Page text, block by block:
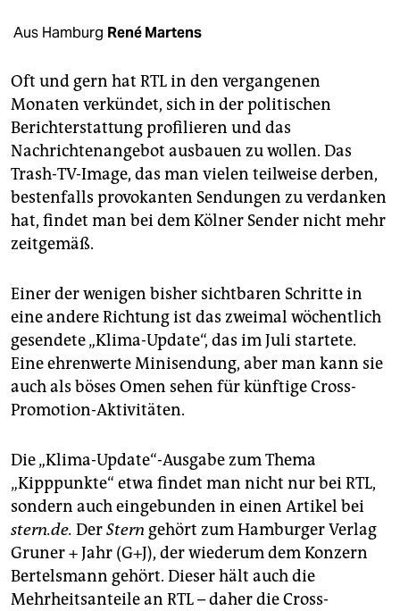
veranstaltungen
fragen & hilfe
unterstützen
abo
genossenschaft
epaper login
Aus Hamburg René Martens
Oft und gern hat RTL in den vergangenen
Monaten verkündet, sich in der politischen
Berichterstattung profilieren und das
Nachrichtenangebot ausbauen zu wollen. Das
Trash-TV-Image, das man vielen teilweise derben,
bestenfalls provokanten Sendungen zu verdanken
hat, findet man bei dem Kölner Sender nicht mehr
zeitgemäß.
Einer der wenigen bisher sichtbaren Schritte in
eine andere Richtung ist das zweimal wöchentlich
gesendete „Klima-Update“, das im Juli startete.
Eine ehrenwerte Minisendung, aber man kann sie
auch als böses Omen sehen für künftige Cross-
Promotion-Aktivitäten.
Die „Klima-Update“-Ausgabe zum Thema
„Kipppunkte“ etwa findet man nicht nur bei RTL,
sondern auch eingebunden in einen Artikel bei
stern.de. DerStern gehört zum Hamburger Verlag
Gruner + Jahr (G+J), der wiederum dem Konzern
Bertelsmann gehört. Dieser hält auch die
Mehrheitsanteile an RTL – daher die Cross-